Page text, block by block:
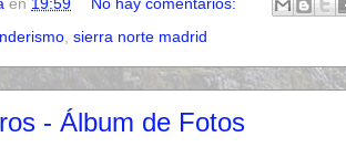
en 19:59
No hay comentarios:
sierra norte madrid
- Álbum de Fotos